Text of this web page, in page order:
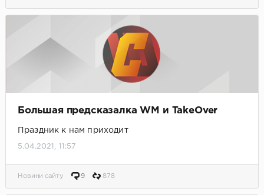
Большая предсказалка WM и TakeOver
Праздник к нам приходит
5.04.2021, 11:57
Новини сайту 9 878